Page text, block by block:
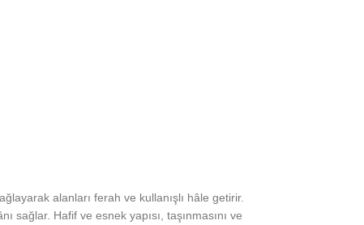
alanları ferah ve kullanışlı hâle getirir.
sağlar. Hafif ve esnek yapısı, taşınmasını ve